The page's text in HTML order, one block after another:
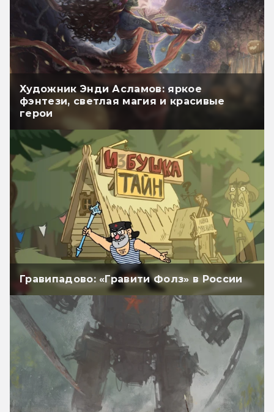
Художник Энди Асламов: яркое
фэнтези, светлая магия и красивые
герои
Гравипадово: «Гравити Фолз» в России